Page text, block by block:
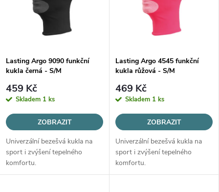
p
r
o
d
u
s
p
r
o
d
u
Lasting Argo 9090 funkční
kukla černá - S/M
459 Kč
Skladem 1 ks
ZOBRAZIT
Univerzální bezešvá kukla na
sport i zvýšení tepelného
komfortu.
Lasting Argo 4545 funkční
kukla růžová - S/M
469 Kč
Skladem 1 ks
ZOBRAZIT
Univerzální bezešvá kukla na
sport i zvýšení tepelného
komfortu.